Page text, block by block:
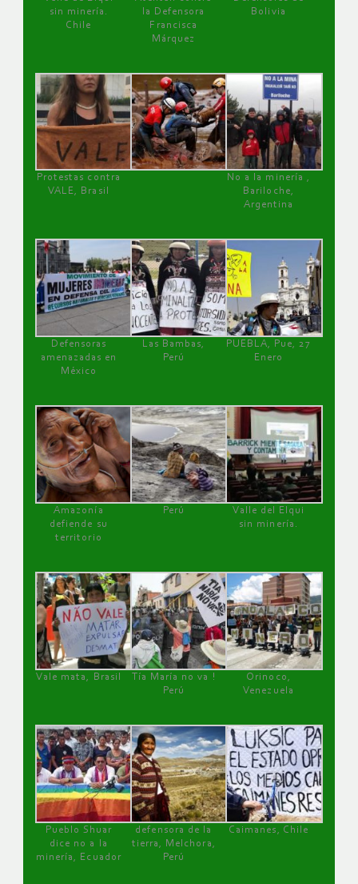
sin minería.
Chile
la Defensora
Francisca
Márquez
Bolivia
Protestas contra
VALE, Brasil
No a la minería ,
Bariloche,
Argentina
Defensoras
amenazadas en
México
Las Bambas,
Perú
PUEBLA, Pue, 27
Enero
Amazonía
defiende su
territorio
Perú
Valle del Elqui
sin minería.
Vale mata, Brasil
Tía María no va !
Perú
Orinoco,
Venezuela
Pueblo Shuar
dice no a la
minería, Ecuador
defensora de la
tierra, Melchora,
Perú
Caimanes, Chile